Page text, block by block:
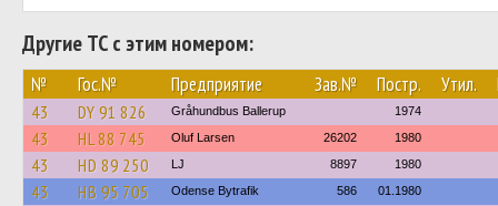
Другие ТС с этим номером:
№ Гос.№ Предприятие Зав.№ Постр. Утил.
43 DY 91 826 Gråhundbus Ballerup 1974
43 HL 88 745 Oluf Larsen 26202 1980
43 HD 89 250 LJ 8897 1980
43 HB 95 705 Odense Bytrafik 586 01.1980